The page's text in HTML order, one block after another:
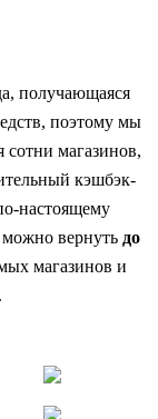
получающаяся
поэтому мы
магазинов,
кэшбэк-
настоящему
вернуть до
магазинов и